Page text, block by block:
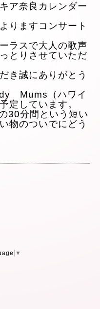
ア奈良カレンダー
りますコンサート
ラスで大人の歌声
とりさせていただ
き誠にありがとう
Mums（ハワイ
定しています。
30分間という短い
物のついでにどう
▼